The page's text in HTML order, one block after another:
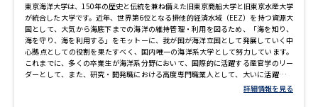
学問発見 学問検索
東京海洋大学は、150年の歴史と伝統を兼ね備えた旧東京商船大学と旧東京水産大学
が統合した大学です。近年、世界第6位となる排他的経済水域（EEZ）を持つ資源大
国として、大気から海底下までの海洋の維持管理・利用を図るため、「海を知り、
海を守り、海を利用する」をモットーに、我が国が海洋立国として発展していく中
心拠点としての役割を果たすべく、国内唯一の海洋系大学として努力しています。
これまでに、多くの卒業生が海洋系分野において、国際的に活躍する産官学のリー
ダーとして、また、研究・開発職における高度専門職業人として、大いに活躍して
詳細情報を見る